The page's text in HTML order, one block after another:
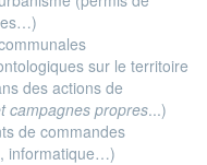
sur le territoire
des actions de
campagnes propres...)
de commandes
informatique…)